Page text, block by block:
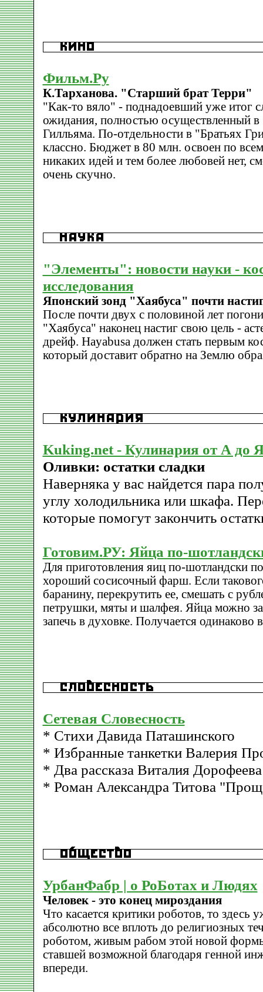
Фильм.Ру
К.Тарханова. "Старший брат Терри"
"Как-то вяло" - поднадоевший уже итог
ожидания, полностью осуществленный
Гилльяма. По-отдельности в "Братьях
классно. Бюджет в 80 млн. освоен по
никаких идей и тем более любовей нет,
очень скучно.
"Элементы": новости науки -
исследования
Японский зонд "Хаябуса" почти
После почти двух с половиной лет
"Хаябуса" наконец настиг свою цель -
дрейф. Hayabusa должен стать первым
который доставит обратно на Землю
Kuking.net - Кулинария от А до
Оливки: остатки сладки
Наверняка у вас найдется пара
углу холодильника или шкафа.
которые помогут закончить
Готовим.РУ: Яйца по-
Для приготовления яиц по-шотландски
хороший сосисочный фарш. Если
баранину, перекрутить ее, смешать с
петрушки, мяты и шалфея. Яйца можно
запечь в духовке. Получается одинаково
Сетевая Словесность
* Стихи Давида Паташинского
* Избранные танкетки Валерия
* Два рассказа Виталия Дорофеева
* Роман Александра Титова
УрбанФабр | о РоБотах и Людях
Человек - это конец мироздания
Что касается критики роботов, то здесь
абсолютно все вплоть до религиозных
роботом, живым рабом этой новой
ставшей возможной благодаря генной
впереди.